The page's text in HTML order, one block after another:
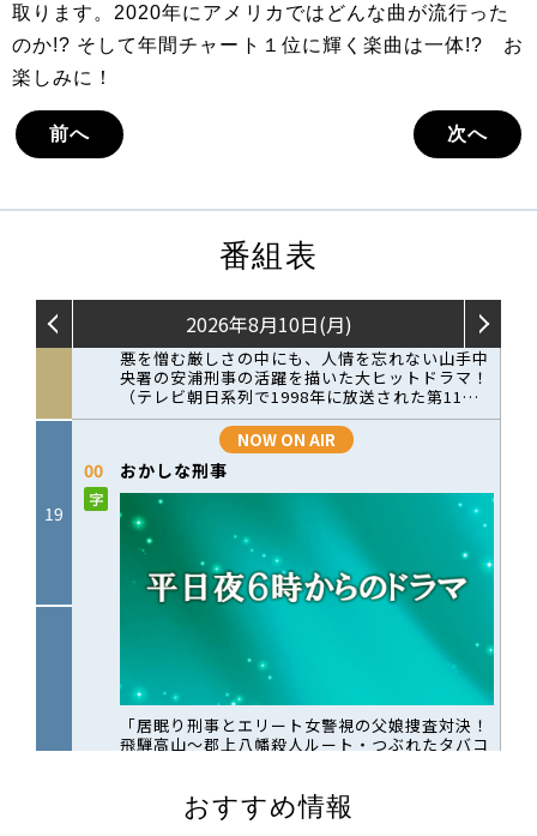
取ります。2020年にアメリカではどんな曲が流行った
のか!? そして年間チャート１位に輝く楽曲は一体!? お
楽しみに！
前へ 次へ
番組表
おすすめ情報